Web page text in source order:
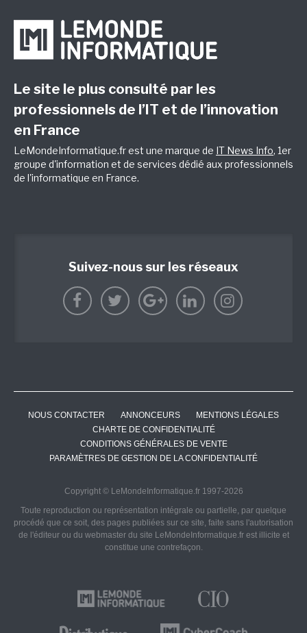
Le site le plus consulté par les
professionnels de l’IT et de l’innovation
en France
LeMondeInformatique.fr est une marque de IT News Info, 1er
groupe d'information et de services dédié aux professionnels
de l'informatique en France.
Suivez-nous sur les réseaux
NOUS CONTACTER ANNONCEURS
MENTIONS LÉGALES
CHARTE DE CONFIDENTIALITÉ
CONDITIONS GÉNÉRALES DE VENTE
PARAMÈTRES DE GESTION DE LA CONFIDENTIALITÉ
Copyright © LeMondeInformatique.fr 1997-2026
Toute reproduction ou représentation intégrale ou partielle, par quelque
procédé que ce soit, des pages publiées sur ce site, faite sans l'autorisation
de l'éditeur ou du webmaster du site LeMondeInformatique.fr est illicite et
constitue une contrefaçon.